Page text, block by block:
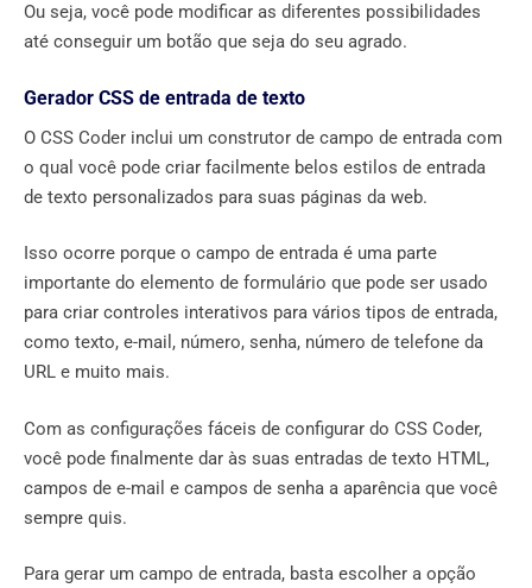
Ou seja, você pode modificar as diferentes possibilidades
até conseguir um botão que seja do seu agrado.
Gerador CSS de entrada de texto
O CSS Coder inclui um construtor de campo de entrada com
o qual você pode criar facilmente belos estilos de entrada
de texto personalizados para suas páginas da web.
Isso ocorre porque o campo de entrada é uma parte
importante do elemento de formulário que pode ser usado
para criar controles interativos para vários tipos de entrada,
como texto, e-mail, número, senha, número de telefone da
URL e muito mais.
Com as configurações fáceis de configurar do CSS Coder,
você pode finalmente dar às suas entradas de texto HTML,
campos de e-mail e campos de senha a aparência que você
sempre quis.
Para gerar um campo de entrada, basta escolher a opção